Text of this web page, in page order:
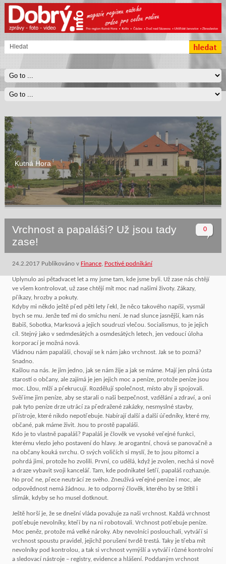
Kutná Hora
0
Vrchnost a papaláši? Už jsou tady
zase!
24.2.2017 Publikováno v Finance, Poctivé podnikání
Uplynulo asi pětadvacet let a my jsme tam, kde jsme byli. Už zase nás chtějí
ve všem kontrolovat, už zase chtějí mít moc nad našimi životy. Zákazy,
příkazy, hrozby a pokuty.
Kdyby mi někdo ještě před pěti lety řekl, že něco takového napíši, vysmál
bych se mu. Jenže teď mi do smíchu není. Je nad slunce jasnější, kam nás
Babiš, Sobotka, Marksová a jejich soudruzi vlečou. Socialismus, to je jejich
cíl. Stejný jako v sedmdesátých a osmdesátých letech, jen vedoucí úloha
korporací je možná nová.
Vládnou nám papaláši, chovají se k nám jako vrchnost. Jak se to pozná?
Snadno.
Kašlou na nás. Je jim jedno, jak se nám žije a jak se máme. Mají jen plná ústa
starostí o občany, ale zajímá je jen jejich moc a peníze, protože peníze jsou
moc. Lžou, mlží a překrucují. Rozdělují společnost, místo aby ji spojovali.
Svěříme jim peníze, aby se starali o naši bezpečnost, vzdělání a zdraví, a oni
pak tyto peníze drze utrácí za předražené zakázky, nesmyslné stavby,
přístroje, které nikdo nepotřebuje. Nabírají další a další úředníky, které my,
občané, pak máme živit. Jsou to prostě papaláši.
Kdo je to vlastně papaláš? Papaláš je člověk ve vysoké veřejné funkci,
kterému vlezlo jeho postavení do hlavy. Je arogantní, chová se panovačně a
na občany kouká svrchu. O svých voličích si myslí, že to jsou pitomci a
pohrdá jimi, protože ho zvolili. První, co udělá, když je zvolen, nechá si nově
a draze vybavit svoji kancelář. Tam, kde podnikatel šetří, papaláš rozhazuje.
No proč ne, přece neutrácí ze svého. Zneužívá veřejné peníze i moc, ale
odpovědnost nemá žádnou. Je to odporný člověk, kterého by se štítil i
slimák, kdyby se ho musel dotknout.
Ještě horší je, že se dnešní vláda považuje za naši vrchnost. Každá vrchnost
potřebuje nevolníky, kteří by na ni robotovali. Vrchnost potřebuje peníze.
Moc peněz, protože má velké nároky. Aby nevolníci poslouchali, vytváří si
vrchnost spoustu pravidel, jejichž porušení tvrdě trestá. Taky je třeba mít
nevolníky pod kontrolou, a tak si vrchnost vymýšlí a vytváří různé kontrolní
a sledovací nástroje – registry, evidence a hlášení. Poddaným vrchnost